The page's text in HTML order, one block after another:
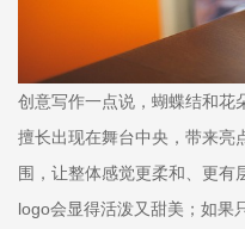
创意写作一点说，蝴蝶结和花
擅长出现在舞台中央，带来亮
围，让整体感觉更柔和、更有
logo会显得活泼又甜美；如果